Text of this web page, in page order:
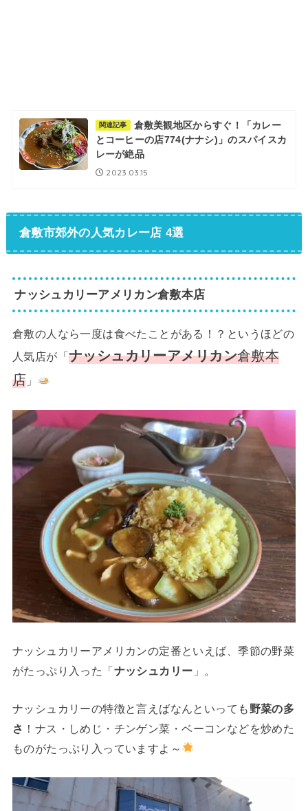
関連記事
倉敷美観地区からすぐ！「カレー
とコーヒーの店774(ナナシ)」のスパイスカ
レーが絶品
2023.03.15
倉敷市郊外の人気カレー店 4選
ナッシュカリーアメリカン倉敷本店
倉敷の人なら一度は食べたことがある！？というほどの
人気店が「ナッシュカリーアメリカン倉敷本
店 」
ナッシュカリーアメリカンの定番といえば、季節の野菜
がたっぷり入った「ナッシュカリー 」。
ナッシュカリーの特徴と言えばなんといっても 野菜の多
さ ！ナス・しめじ・チンゲン菜・ベーコンなどを炒めた
ものがたっぷり入っていますよ～